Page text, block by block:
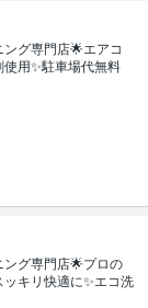
グ専門店🌟エアコ
用✨駐車場代無料
グ専門店🌟プロの
キリ快適に✨エコ洗